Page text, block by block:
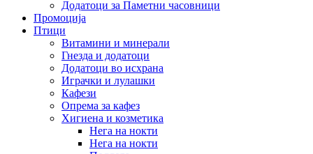
Додатоци за Паметни часовници
Промоција
Птици
Витамини и минерали
Гнезда и додатоци
Додатоци во исхрана
Играчки и лулашки
Кафези
Опрема за кафез
Хигиена и козметика
Нега на нокти
Нега на нокти